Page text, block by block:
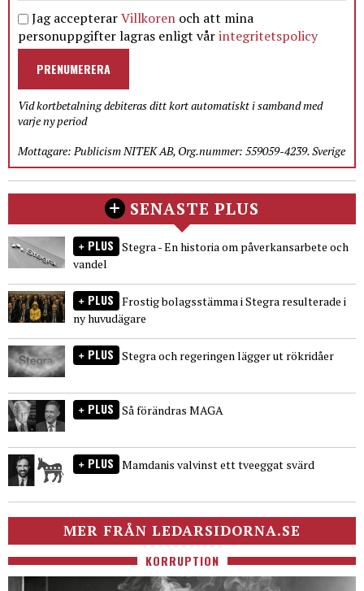
Jag accepterarVillkoren och att mina
personuppgifter lagras enligt vårintegritetspolicy
PRENUMERERA
Vid kortbetalning debiteras ditt kort automatiskt i samband med
varje ny period
Mottagare: Publicism NITEK AB, Org.nummer: 559059-4239. Sverige
SENASTE PLUS
PLUS Stegra - En historia om påverkansarbete och
vandel
PLUS Frostig bolagsstämma i Stegra resulterade i
ny huvudägare
PLUS Stegra och regeringen lägger ut rökridåer
PLUS Så förändras MAGA
PLUS Mamdanis valvinst ett tveeggat svärd
MER FRÅN LEDARSIDORNA.SE
KORRUPTION